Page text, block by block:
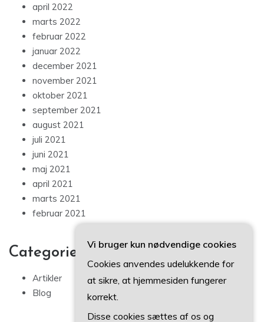
april 2022
marts 2022
februar 2022
januar 2022
december 2021
november 2021
oktober 2021
september 2021
august 2021
juli 2021
juni 2021
maj 2021
april 2021
marts 2021
februar 2021
Categories
Artikler
Blog
Vi bruger kun nødvendige cookies
Cookies anvendes udelukkende for
at sikre, at hjemmesiden fungerer
korrekt.
Disse cookies sættes af os og